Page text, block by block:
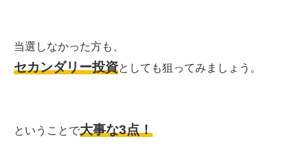
当選しなかった方も、
セカンダリー投資としても狙ってみましょう。
ということで大事な3点！